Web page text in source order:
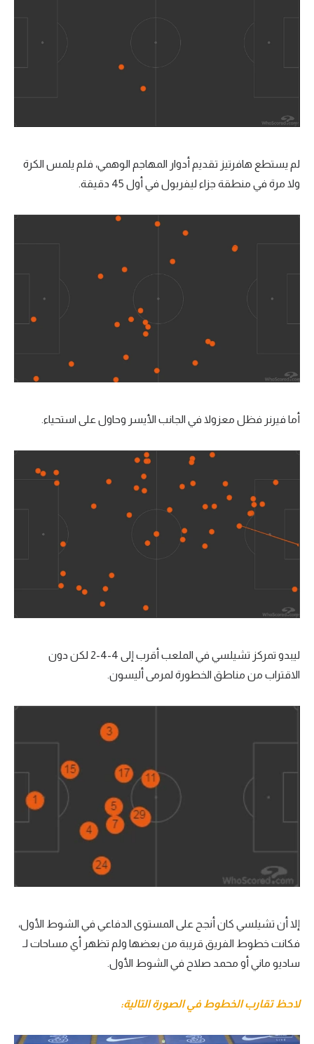
لم يستطع هافرتيز تقديم أدوار المهاجم الوهمي، فلم يلمس الكرة
ولا مرة في منطقة جزاء ليفربول في أول 45 دقيقة.
أما فيرنر فظل معزولا في الجانب الأيسر وحاول على استحياء.
ليبدو تمركز تشيلسي في الملعب أقرب إلى 4-4-2 لكن دون
الاقتراب من مناطق الخطورة لمرمى أليسون.
إلا أن تشيلسي كان أنجح على المستوى الدفاعي في الشوط الأول،
فكانت خطوط الفريق قريبة من بعضها ولم تظهر أي مساحات لـ
ساديو ماني أو محمد صلاح في الشوط الأول.
لاحظ تقارب الخطوط في الصورة التالية: